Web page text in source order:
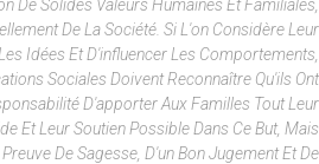
De Solides Valeurs Humaines Et Familiales,
De La Société. Si L'on Considère Leur
Idées Et D'influencer Les Comportements,
Sociales Doivent Reconnaître Qu'ils Ont
D'apporter Aux Familles Tout Leur
Et Leur Soutien Possible Dans Ce But, Mais
De Sagesse, D'un Bon Jugement Et De